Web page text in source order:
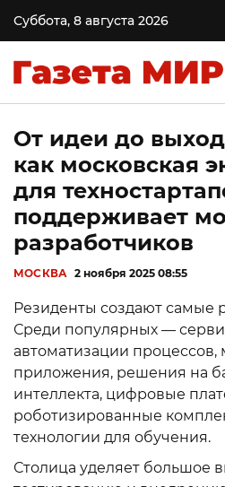
Суббота, 8 августа 2026
От идеи до
как московская
для
поддерживает
разработчиков
МОСКВА 2 ноября 2025 08:55
Резиденты создают самые
Среди популярных —
автоматизации
приложения, решения на
интеллекта, цифровые
роботизированные
технологии для обучения.
Столица уделяет большое